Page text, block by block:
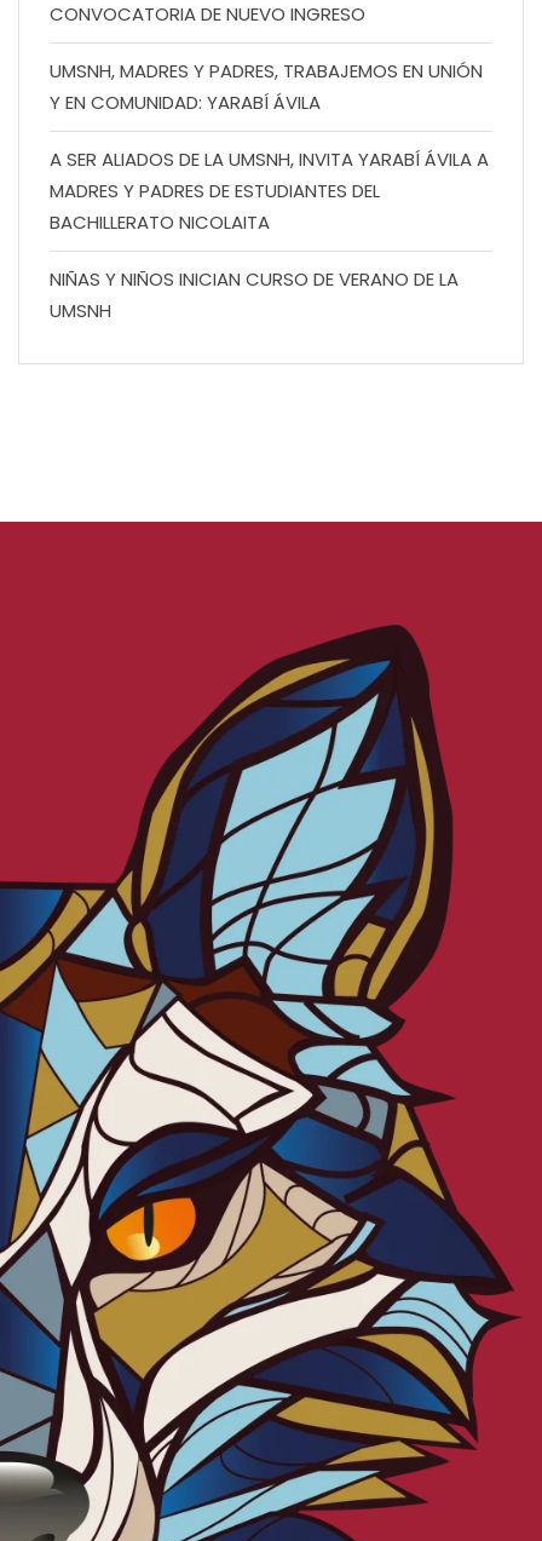
CONVOCATORIA DE NUEVO INGRESO
UMSNH, MADRES Y PADRES, TRABAJEMOS EN UNIÓN
Y EN COMUNIDAD: YARABÍ ÁVILA
A SER ALIADOS DE LA UMSNH, INVITA YARABÍ ÁVILA A
MADRES Y PADRES DE ESTUDIANTES DEL
BACHILLERATO NICOLAITA
NIÑAS Y NIÑOS INICIAN CURSO DE VERANO DE LA
UMSNH